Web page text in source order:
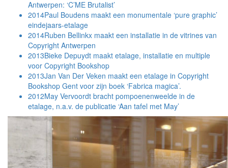
Antwerpen: ‘C’ME Brutalist’
2014Paul Boudens maakt een monumentale ‘pure graphic’
eindejaars-etalage
2014Ruben Bellinkx maakt een installatie in de vitrines van
Copyright Antwerpen
2013Bieke Depuydt maakt etalage, installatie en multiple
voor Copyright Bookshop
2013Jan Van Der Veken maakt een etalage in Copyright
Bookshop Gent voor zijn boek ‘Fabrica magica’.
2012May Vervoordt bracht pompoenenweelde in de
etalage, n.a.v. de publicatie ‘Aan tafel met May’